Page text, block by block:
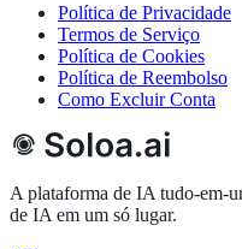
Política de Privacidade
Termos de Serviço
Política de Cookies
Política de Reembolso
Como Excluir Conta
A plataforma de IA tudo-em-
de IA em um só lugar.